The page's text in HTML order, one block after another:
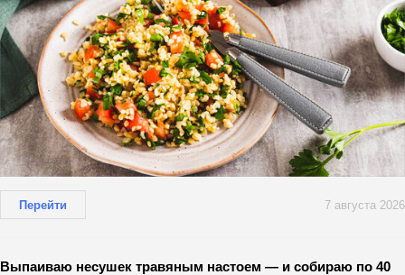
Перейти 7 августа 2026
Выпаиваю несушек травяным настоем — и собираю по 40